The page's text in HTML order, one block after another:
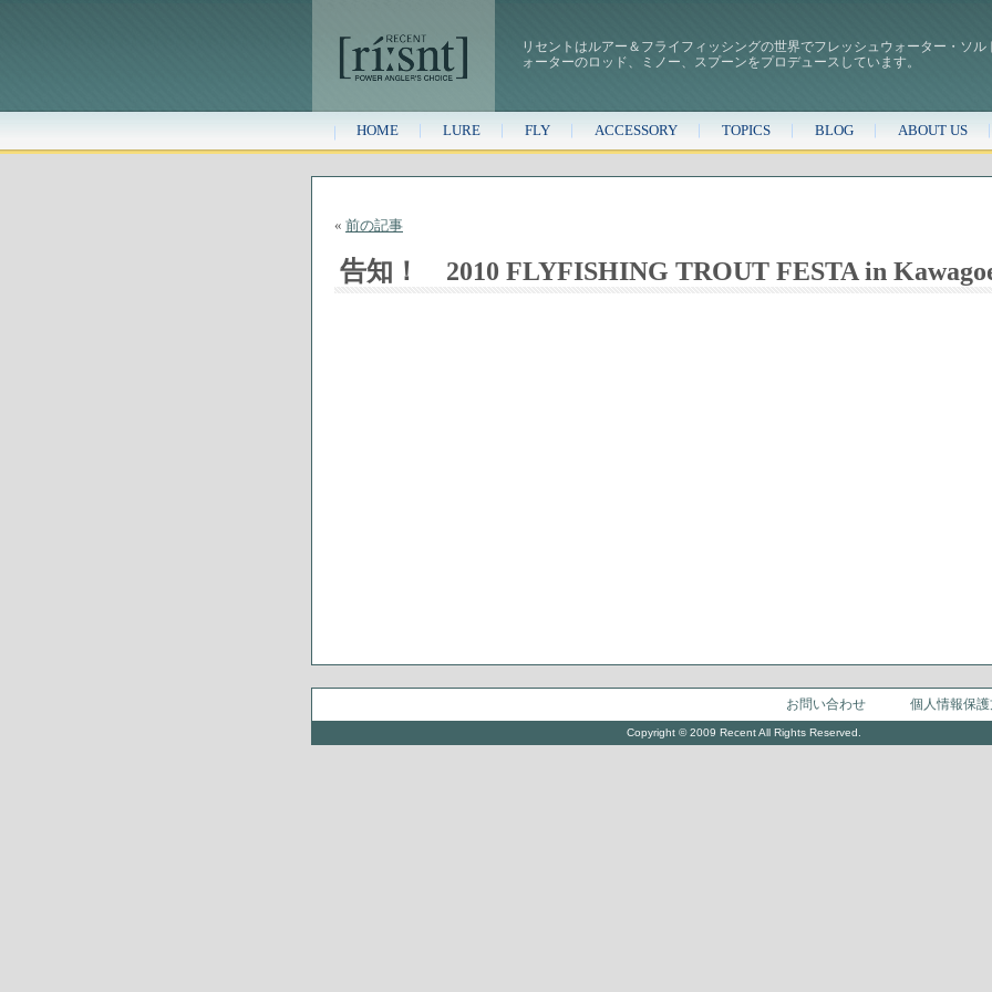
リセントはルアー＆フライフィッシングの世界でフレッシュウォーター・ソル
ォーターのロッド、ミノー、スプーンをプロデュースしています。
HOME LURE FLY ACCESSORY TOPICS BLOG ABOUT US
« 前の記事
告知！ 2010 FLYFISHING TROUT FESTA in
個人情報保
お問い合わせ
Copyright © 2009 Recent All Rights Reserved.